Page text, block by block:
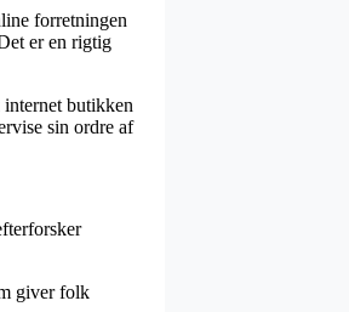
forretningen
er en rigtig
butikken
sin ordre af
giver folk